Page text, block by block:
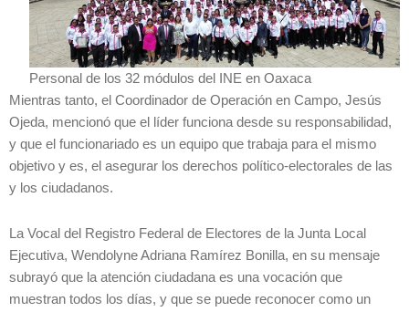
Personal de los 32 módulos del INE en Oaxaca
Mientras tanto, el Coordinador de Operación en Campo, Jesús
Ojeda, mencionó que el líder funciona desde su responsabilidad,
y que el funcionariado es un equipo que trabaja para el mismo
objetivo y es, el asegurar los derechos político-electorales de las
y los ciudadanos.
La Vocal del Registro Federal de Electores de la Junta Local
Ejecutiva, Wendolyne Adriana Ramírez Bonilla, en su mensaje
subrayó que la atención ciudadana es una vocación que
muestran todos los días, y que se puede reconocer como un